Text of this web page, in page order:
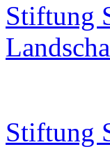
Stiftung
Stiftung